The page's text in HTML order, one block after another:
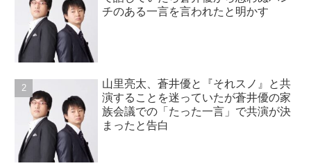
チのある一言を言われたと明かす
山里亮太、蒼井優と『それスノ』と共
演することを迷っていたが蒼井優の家
族会議での「たった一言」で共演が決
まったと告白